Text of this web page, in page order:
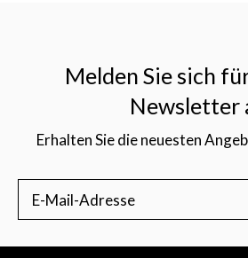
Melden Sie sich
Newsletter
Erhalten Sie die neuesten